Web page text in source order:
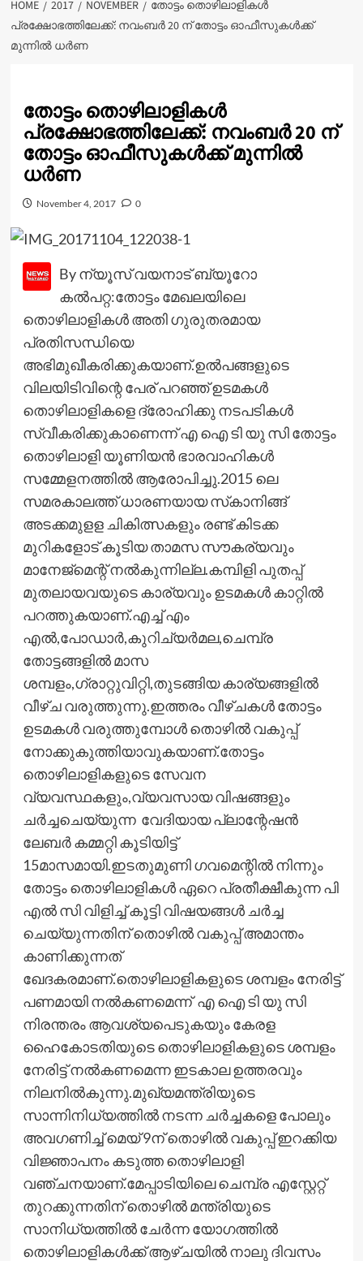
HOME 2017 NOVEMBER
തോട്ടം തൊഴിലാളികള്‍
പ്രക്ഷോഭത്തിലേക്ക്: നവംബര്‍ 20 ന് തോട്ടം ഓഫീസുകള്‍ക്ക്
മുന്നില്‍ ധര്‍ണ
തോട്ടം തൊഴിലാളികള്‍
പ്രക്ഷോഭത്തിലേക്ക്: നവംബര്‍ 20 ന്
തോട്ടം ഓഫീസുകള്‍ക്ക് മുന്നില്‍
ധര്‍ണ
November 4, 2017 0
By ന്യൂസ് വയനാട് ബ്യൂറോ
കല്‍പറ്റ:തോട്ടം മേഖലയിലെ
തൊഴിലാളികള്‍ അതി ഗുരുതരമായ
പ്രതിസന്ധിയെ
അഭിമുഖീകരിക്കുകയാണ്.ഉല്‍പങ്ങളുടെ
വിലയിടിവിന്റെ പേര് പറഞ്ഞ് ഉടമകള്‍
തൊഴിലാളികളെ ദ്രോഹിക്കു നടപടികള്‍
സ്വീകരിക്കുകാണെന്ന് എ ഐ ടി യു സി തോട്ടം
തൊഴിലാളി യൂണിയന്‍ ഭാരവാഹികള്‍
സമ്മേളനത്തില്‍ ആരോപിച്ചു.2015 ലെ
സമരകാലത്ത് ധാരണയായ സ്‌കാനിങ്ങ്
അടക്കമുളള ചികിത്സകളും രണ്ട് കിടക്ക
മുറികളോട് കൂടിയ താമസ സൗകര്യവും
മാനേജ്‌മെന്റ് നല്‍കുന്നില്ല.കമ്പിളി പുതപ്പ്
മുതലായവയുടെ കാര്യവും ഉടമകള്‍ കാറ്റില്‍
പറത്തുകയാണ്.എച്ച് എം
എല്‍,പോഡാര്‍,കുറിച്യര്‍മല,ചെമ്പ്ര
തോട്ടങ്ങളില്‍ മാസ
ശമ്പളം,ഗ്രാറ്റുവിറ്റി,തുടങ്ങിയ കാര്യങ്ങളില്‍
വീഴ്ച വരുത്തുന്നു.ഇത്തരം വീഴ്ചകള്‍ തോട്ടം
ഉടമകള്‍ വരുത്തുമ്പോള്‍ തൊഴില്‍ വകുപ്പ്
നോക്കുകുത്തിയാവുകയാണ്.തോട്ടം
തൊഴിലാളികളുടെ സേവന
വ്യവസ്ഥകളും,വ്യവസായ വിഷങ്ങളും
ചര്‍ച്ചചെയ്യുന്ന വേദിയായ പ്ലാന്റേഷന്‍
ലേബര്‍ കമ്മറ്റി കൂടിയിട്ട്
15മാസമായി.ഇടതുമുണി ഗവമെന്റില്‍ നിന്നും
തോട്ടം തൊഴിലാളികള്‍ ഏറെ പ്രതീക്ഷീകുന്ന പി
എല്‍ സി വിളിച്ച് കൂട്ടി വിഷയങ്ങള്‍ ചര്‍ച്ച
ചെയ്യുന്നതിന് തൊഴില്‍ വകുപ്പ് അമാന്തം
കാണിക്കുന്നത്
ഖേദകരമാണ്.തൊഴിലാളികളുടെ ശമ്പളം നേരിട്ട്
പണമായി നല്‍കണമെന്ന് എ ഐ ടി യു സി
നിരന്തരം ആവശ്യപെടുകയും കേരള
ഹൈകോടതിയുടെ തൊഴിലാളികളുടെ ശമ്പളം
നേരിട്ട് നല്‍കണമെന്ന ഇടകാല ഉത്തരവും
നിലനില്‍കുന്നു.മുഖ്യമന്ത്രിയുടെ
സാന്നിനിധ്യത്തില്‍ നടന്ന ചര്‍ച്ചകളെ പോലും
അവഗണിച്ച് മെയ് 9ന് തൊഴില്‍ വകുപ്പ് ഇറക്കിയ
വിജ്ഞാപനം കടുത്ത തൊഴിലാളി
വഞ്ചനയാണ്.മേപ്പാടിയിലെ ചെമ്പ്ര എസ്റ്റേറ്റ്
തുറക്കുന്നതിന് തൊഴില്‍ മന്ത്രിയുടെ
സാനിധ്യത്തില്‍ ചേര്‍ന്ന യോഗത്തില്‍
തൊഴിലാളികള്‍ക്ക് ആഴ്ചയില്‍ നാലു ദിവസം